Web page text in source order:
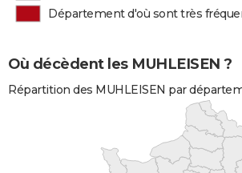
Département d'où sont très
Où décèdent les MUHLEISEN ?
Répartition des MUHLEISEN par